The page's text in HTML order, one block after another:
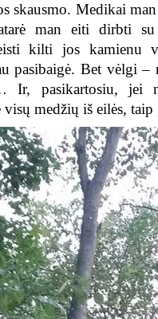
skausmo. Medikai
man eiti dirbti
kilti jos kamienu
pasibaigė. Bet vėlgi
pasikartosiu, jei
medžių iš eilės,